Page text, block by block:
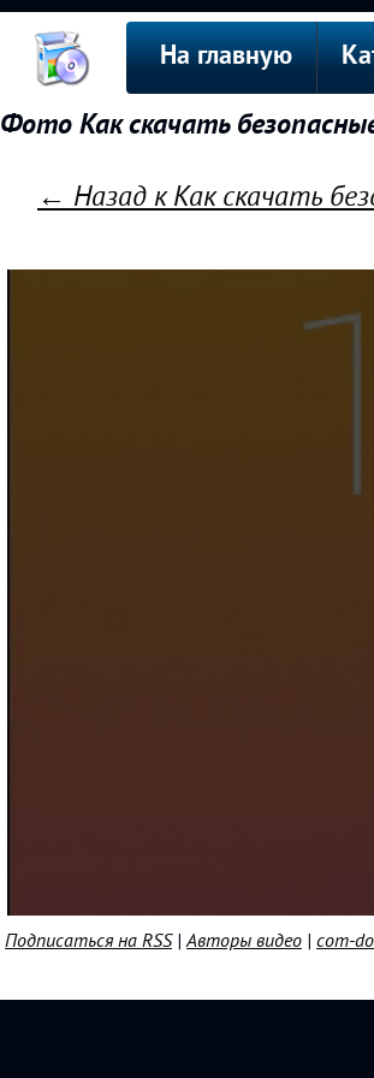
На главную
Фото Как скачать
← Назад к Как скачать
Подписаться на RSS|Авторы видео | com-